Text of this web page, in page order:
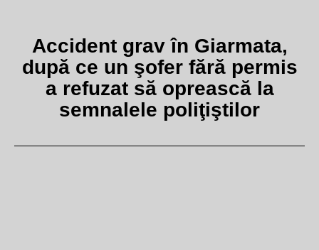
Accident grav în Giarmata,
după ce un şofer fără permis
a refuzat să oprească la
semnalele poliţiştilor